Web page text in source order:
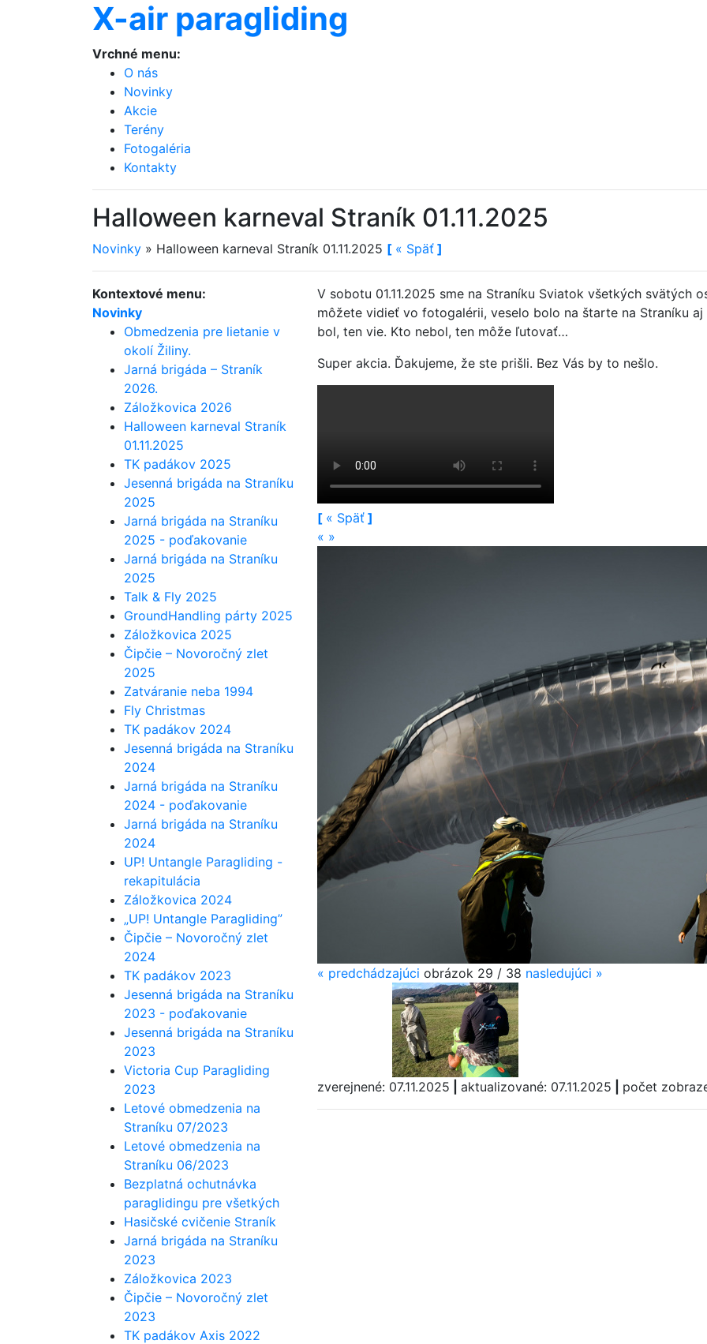
X-air paragliding
Vrchné menu:
O nás
Novinky
Akcie
Terény
Fotogaléria
Kontakty
Halloween karneval Straník 01.11.2025
Novinky » Halloween karneval Straník 01.11.2025 [ « Späť ]
V sobotu 01.11.2025 sme na Straníku Sviatok všetkých svätých
môžete vidieť vo fotogalérii, veselo bolo na štarte na Straníku
bol, ten vie. Kto nebol, ten môže ľutovať…
Super akcia. Ďakujeme, že ste prišli. Bez Vás by to nešlo.
[ « Späť ]
« »
« predchádzajúci obrázok 29 / 38 nasledujúci »
zverejnené: 07.11.2025 aktualizované: 07.11.2025 počet
Kontextové menu:
Novinky
Obmedzenia pre lietanie v
okolí Žiliny.
Jarná brigáda – Straník
2026.
Záložkovica 2026
Halloween karneval Straník
01.11.2025
TK padákov 2025
Jesenná brigáda na Straníku
2025
Jarná brigáda na Straníku
2025 - poďakovanie
Jarná brigáda na Straníku
2025
Talk & Fly 2025
GroundHandling párty 2025
Záložkovica 2025
Čipčie – Novoročný zlet
2025
Zatváranie neba 1994
Fly Christmas
TK padákov 2024
Jesenná brigáda na Straníku
2024
Jarná brigáda na Straníku
2024 - poďakovanie
Jarná brigáda na Straníku
2024
UP! Untangle Paragliding -
rekapitulácia
Záložkovica 2024
„UP! Untangle Paragliding”
Čipčie – Novoročný zlet
2024
TK padákov 2023
Jesenná brigáda na Straníku
2023 - poďakovanie
Jesenná brigáda na Straníku
2023
Victoria Cup Paragliding
2023
Letové obmedzenia na
Straníku 07/2023
Letové obmedzenia na
Straníku 06/2023
Bezplatná ochutnávka
paraglidingu pre všetkých
Hasičské cvičenie Straník
Jarná brigáda na Straníku
2023
Záložkovica 2023
Čipčie – Novoročný zlet
2023
TK padákov Axis 2022